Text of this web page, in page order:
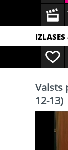
IZLASES
Valsts
12-13)